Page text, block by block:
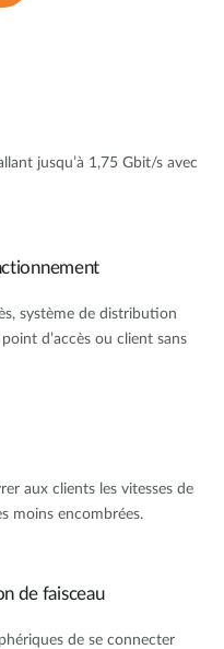
jusqu’à 1,75 Gbit/s avec
système de distribution
d’accès ou client sans
aux clients les vitesses de
moins encombrées.
de faisceau
de se connecter